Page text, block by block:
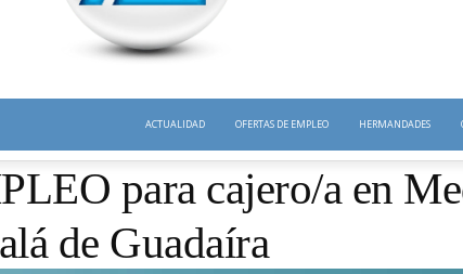
ACTUALIDAD OFERTAS DE EMPLEO HERMANDADES
para cajero/a en
de Guadaíra